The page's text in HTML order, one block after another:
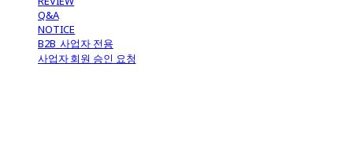
Q&A
NOTICE
B2B_사업자 전용
사업자 회원 승인 요청